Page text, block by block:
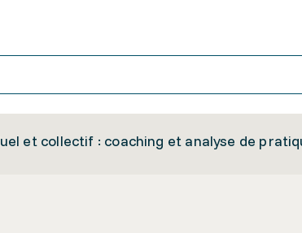
et collectif : coaching et analyse de